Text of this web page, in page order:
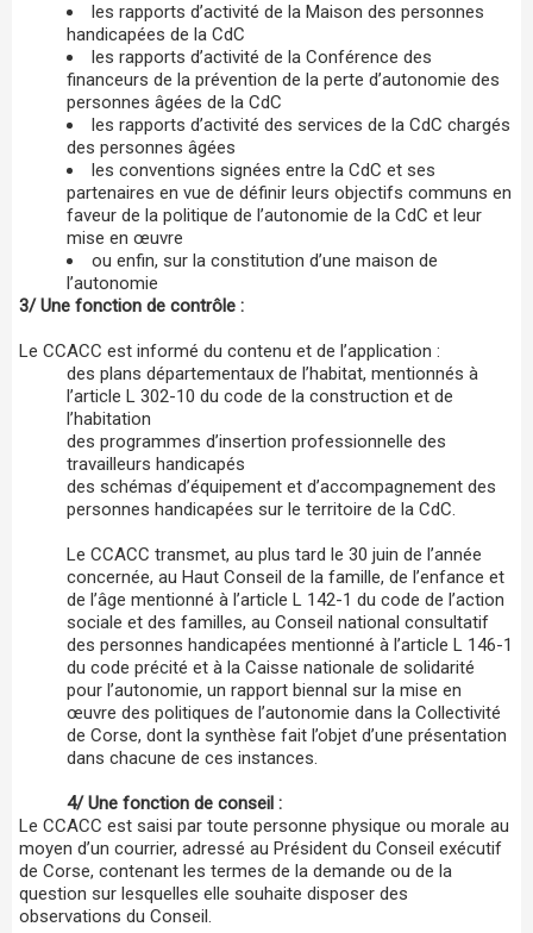
les rapports d’activité de la Maison des personnes
handicapées de la CdC
les rapports d’activité de la Conférence des
financeurs de la prévention de la perte d’autonomie des
personnes âgées de la CdC
les rapports d’activité des services de la CdC chargés
des personnes âgées
les conventions signées entre la CdC et ses
partenaires en vue de définir leurs objectifs communs en
faveur de la politique de l’autonomie de la CdC et leur
mise en œuvre
ou enfin, sur la constitution d’une maison de
l’autonomie
3/ Une fonction de contrôle :
Le CCACC est informé du contenu et de l’application :
des plans départementaux de l’habitat, mentionnés à
l’article L 302-10 du code de la construction et de
l’habitation
des programmes d’insertion professionnelle des
travailleurs handicapés
des schémas d’équipement et d’accompagnement des
personnes handicapées sur le territoire de la CdC.
Le CCACC transmet, au plus tard le 30 juin de l’année
concernée, au Haut Conseil de la famille, de l’enfance et
de l’âge mentionné à l’article L 142-1 du code de l’action
sociale et des familles, au Conseil national consultatif
des personnes handicapées mentionné à l’article L 146-1
du code précité et à la Caisse nationale de solidarité
pour l’autonomie, un rapport biennal sur la mise en
œuvre des politiques de l’autonomie dans la Collectivité
de Corse, dont la synthèse fait l’objet d’une présentation
dans chacune de ces instances.
4/ Une fonction de conseil :
Le CCACC est saisi par toute personne physique ou morale au
moyen d’un courrier, adressé au Président du Conseil exécutif
de Corse, contenant les termes de la demande ou de la
question sur lesquelles elle souhaite disposer des
observations du Conseil.